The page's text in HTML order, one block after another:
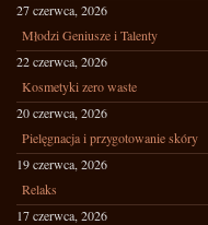
27 czerwca, 2026
Młodzi Geniusze i Talenty
22 czerwca, 2026
Kosmetyki zero waste
20 czerwca, 2026
Pielęgnacja i przygotowanie skóry
19 czerwca, 2026
Relaks
17 czerwca, 2026